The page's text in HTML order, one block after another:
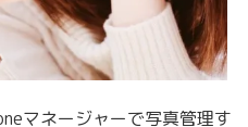
マネージャーで写真管理す